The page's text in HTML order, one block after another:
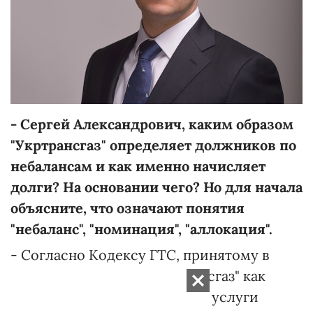
- Сергей Александрович, каким образом
"Укртрансгаз" определяет должников по
небалансам и как именно начисляет
долги? На основании чего? Но для начала
объясните, что означают понятия
"небаланс", "номинация", "аллокация".
- Согласно Кодексу ГТС, принятому в
конце 2015 года, АО "Укртрансгаз" как
оператор ГТС предоставляет услуги